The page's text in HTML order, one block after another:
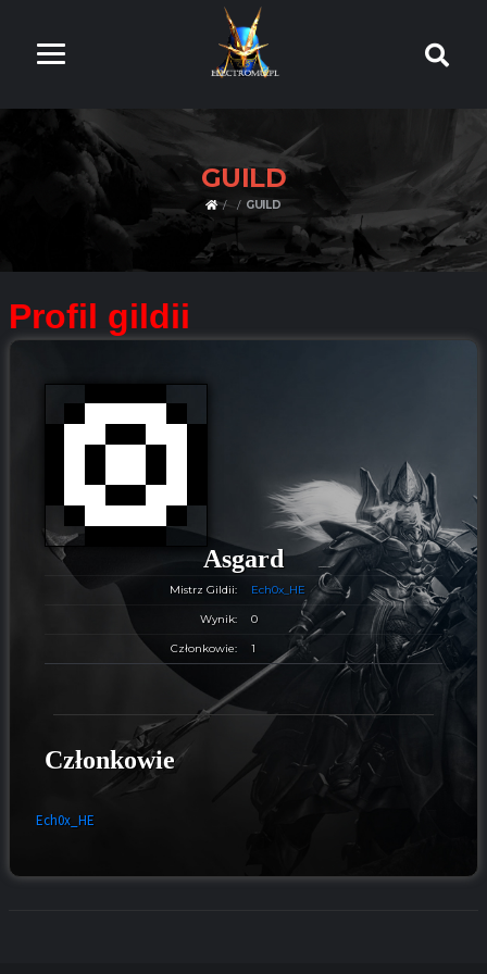
GUILD
GUILD
Profil gildii
Asgard
Mistrz Gildii: Ech0x_HE
Wynik: 0
Członkowie: 1
Członkowie
Ech0x_HE